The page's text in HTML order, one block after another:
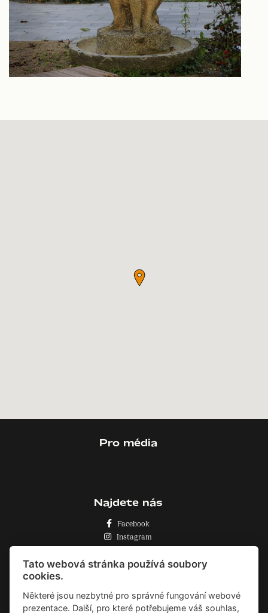
Pro média
Najdete nás
Facebook
Instagram
Zásady o používání cookies
Tato webová stránka používá soubory
cookies.
Některé jsou nezbytné pro správné fungování webové
prezentace. Další, pro které potřebujeme váš souhlas,